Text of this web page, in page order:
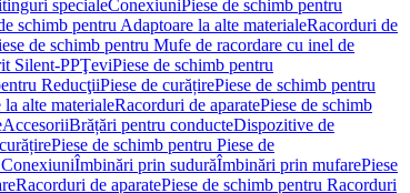
specialeConexiuniPiese de schimb pentru
schimb pentru Adaptoare la alte materialeRacorduri de
de schimb pentru Mufe de racordare cu inel de
Silent-PPŢeviPiese de schimb pentru
ReducţiiPiese de curățirePiese de schimb pentru
la alte materialeRacorduri de aparatePiese de schimb
AccesoriiBrățări pentru conducteDispozitive de
Piese de schimb pentru Piese de
Îmbinări prin sudurăÎmbinări prin mufarePiese
Racorduri de aparatePiese de schimb pentru Racorduri